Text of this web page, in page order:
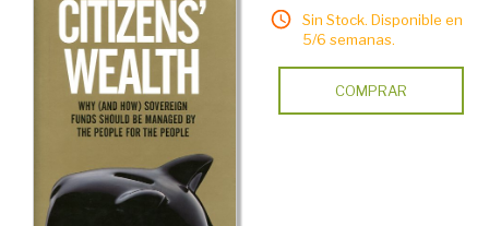
Sin Stock. Disponible en
5/6 semanas.
COMPRAR